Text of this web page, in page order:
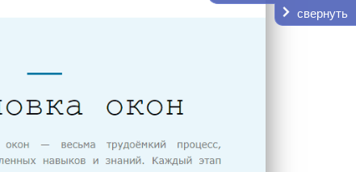
свернуть